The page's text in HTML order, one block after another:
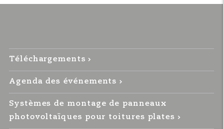
Téléchargements
Agenda des événements
Systèmes de montage de panneaux
photovoltaïques pour toitures plates